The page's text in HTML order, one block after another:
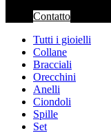
Contatto
Tutti i gioielli
Collane
Bracciali
Orecchini
Anelli
Ciondoli
Spille
Set